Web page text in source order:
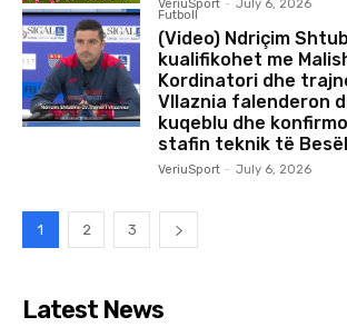
VeriuSport - July 6, 2026
Futboll
(Video) Ndriçim
kualifikohet me
Kordinatori dhe
Vllaznia falenderon
kuqeblu dhe
stafin teknik të
VeriuSport - July 6, 2026
1 2 3
Latest News